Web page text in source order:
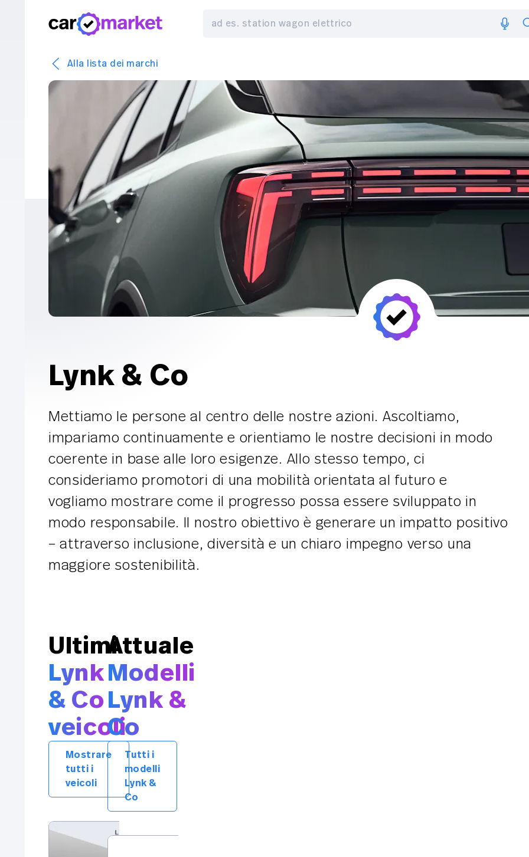
Alla lista dei marchi
Lynk & Co
Mettiamo le persone al centro delle nostre azioni. Ascoltiamo,
impariamo continuamente e orientiamo le nostre decisioni in modo
coerente in base alle loro esigenze. Allo stesso tempo, ci
consideriamo promotori di una mobilità orientata al futuro e
vogliamo mostrare come il progresso possa essere sviluppato in
modo responsabile. Il nostro obiettivo è generare un impatto positivo
– attraverso inclusione, diversità e un chiaro impegno verso una
maggiore sostenibilità.
Ultimi
Lynk
& Co
veicoli
Mostrare
tutti i
veicoli
Attuale
Modelli
Lynk &
Co
Tutti i
modelli
Lynk &
Co